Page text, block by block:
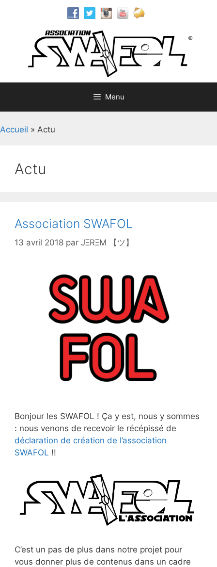
Menu
Accueil » Actu
Actu
Association SWAFOL
13 avril 2018 par JΞRΞM 【ツ】
Bonjour les SWAFOL ! Ça y est, nous y sommes
: nous venons de recevoir le récépissé de
déclaration de création de l’association
SWAFOL !!
C’est un pas de plus dans notre projet pour
vous donner plus de contenus dans un cadre